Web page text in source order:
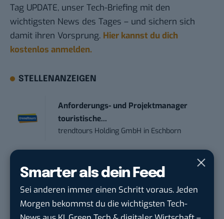
Smarter als dein Feed
Sei anderen immer einen Schritt voraus. Jeden
Morgen bekommst du die wichtigsten Tech-
Tag UPDATE, unser Tech-Briefing mit den
wichtigsten News des Tages – und sichern sich
damit ihren Vorsprung. Hier kannst du dich
kostenlos anmelden.
STELLENANZEIGEN
Anforderungs- und Projektmanager
touristische...
trendtours Holding GmbH in Eschborn
1&1in Montabaur, München
Marketing Specialist – AI & Content
Manag...